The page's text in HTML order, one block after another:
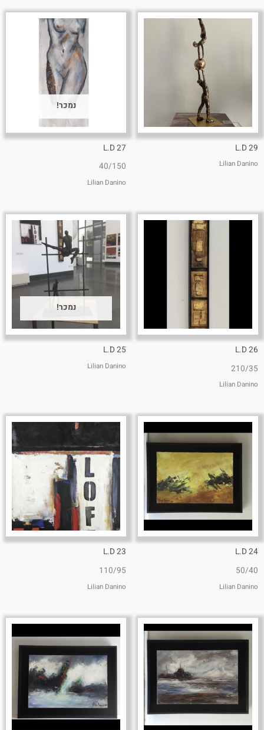
L.D 29
Lilian Danino
נמכר!
L.D 27
40/150
Lilian Danino
L.D 26
210/35
Lilian Danino
נמכר!
L.D 25
Lilian Danino
L.D 24
50/40
Lilian Danino
L.D 23
110/95
Lilian Danino